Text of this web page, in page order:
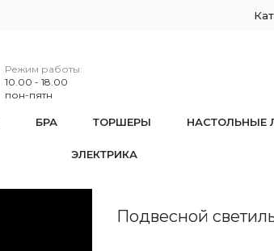
Режим работы:
10.00 - 18.00
пон-пятн
БРА ТОРШЕРЫ НАСТОЛЬНЫЕ
ЭЛЕКТРИКА
Подвесной